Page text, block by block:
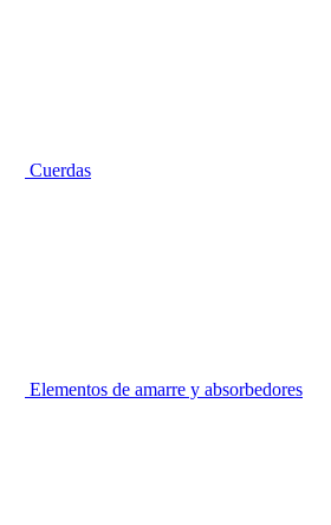
Cuerdas
Elementos de amarre y absorbedores